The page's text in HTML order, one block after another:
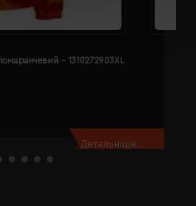
- 1310272903XL
Детальніше...